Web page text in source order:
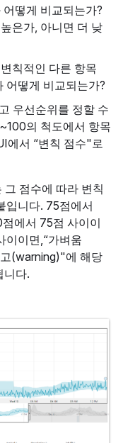
떻게 비교되는가?
은가, 아니면 더 낮
칙적인 다른 항목
어떻게 비교되는가?
우선순위를 정할 수
의 척도에서 항목
에서 “변칙 점수"로
점수에 따라 변칙
입니다. 75점에서
에서 75점 사이이
이이면,“가벼움
(warning)"에 해당
니다.